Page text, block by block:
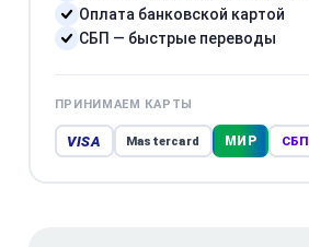
Оплата банковской картой
СБП — быстрые переводы
ПРИНИМАЕМ КАРТЫ
VISA Mastercard МИР СБП